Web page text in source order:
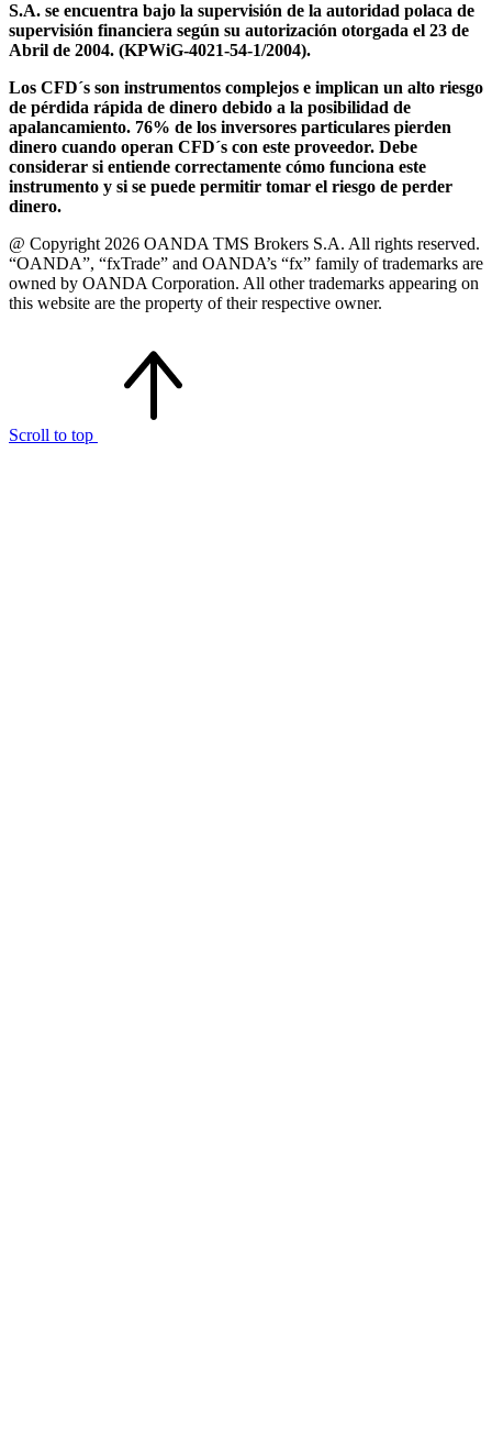
S.A. se encuentra bajo la supervisión de la autoridad polaca de
supervisión financiera según su autorización otorgada el 23 de
Abril de 2004. (KPWiG-4021-54-1/2004).
Los CFD´s son instrumentos complejos e implican un alto riesgo
de pérdida rápida de dinero debido a la posibilidad de
apalancamiento. 76% de los inversores particulares pierden
dinero cuando operan CFD´s con este proveedor. Debe
considerar si entiende correctamente cómo funciona este
instrumento y si se puede permitir tomar el riesgo de perder
dinero.
@ Copyright 2026 OANDA TMS Brokers S.A. All rights reserved.
“OANDA”, “fxTrade” and OANDA’s “fx” family of trademarks are
owned by OANDA Corporation. All other trademarks appearing on
this website are the property of their respective owner.
Scroll to top